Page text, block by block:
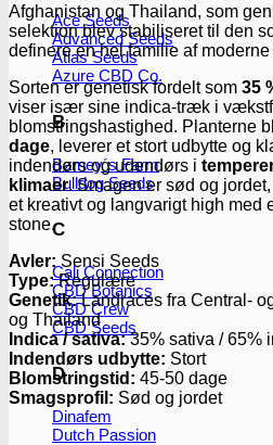
Ace Seeds
Advanced Seeds
Atlas Seeds
Azure CBD Co.
B
Barney´s Farm
Bulldog Seeds
C
Cali Connection
CBD Botanics
CBD Crew
CBD Seeds
D
Dinafem
Dutch Passion
Afghanistan og Thailand, som
selektion blev stabiliseret til den
definere en hel familie af moderne
Sorten er genetisk fordelt som 35
viser især sine indica-træk i
blomstringshastighed. Planterne
dage, leverer et stort udbytte og
indendørs og udendørs i
klimaer. Smagen er sød og
et kreativt og langvarigt high med
stone.
Avler: Sensi Seeds
Type:Regulære
Genetik:Landraces fra Central-
og Thailand
Indica / sativa:35% sativa / 65%
Indendørs udbytte: Stort
Blomstringstid: 45-50 dage
Smagsprofil: Sød og jordet